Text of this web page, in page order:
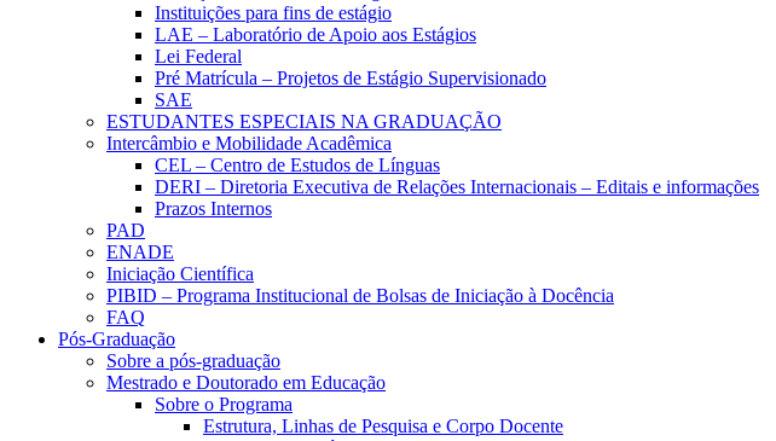
Instituições para fins de estágio
LAE – Laboratório de Apoio aos Estágios
Lei Federal
Pré Matrícula – Projetos de Estágio Supervisionado
SAE
ESTUDANTES ESPECIAIS NA GRADUAÇÃO
Intercâmbio e Mobilidade Acadêmica
CEL – Centro de Estudos de Línguas
DERI – Diretoria Executiva de Relações Internacionais – Editais e informações
Prazos Internos
PAD
ENADE
Iniciação Científica
PIBID – Programa Institucional de Bolsas de Iniciação à Docência
FAQ
Pós-Graduação
Sobre a pós-graduação
Mestrado e Doutorado em Educação
Sobre o Programa
Estrutura, Linhas de Pesquisa e Corpo Docente